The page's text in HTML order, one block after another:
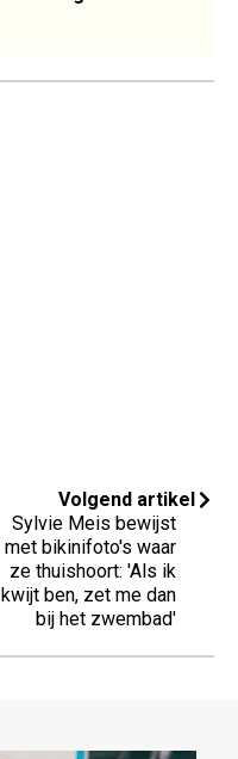
Volgend artikel
Sylvie Meis bewijst
met bikinifoto's waar
ze thuishoort: 'Als ik
kwijt ben, zet me dan
bij het zwembad'